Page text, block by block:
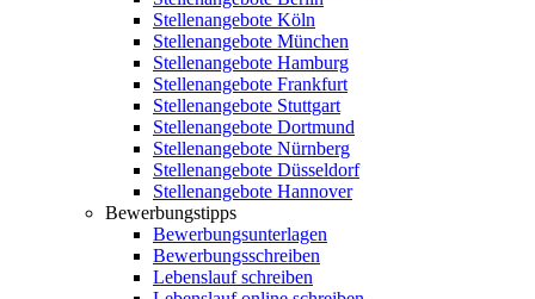
Stellenangebote Köln
Stellenangebote München
Stellenangebote Hamburg
Stellenangebote Frankfurt
Stellenangebote Stuttgart
Stellenangebote Dortmund
Stellenangebote Nürnberg
Stellenangebote Düsseldorf
Stellenangebote Hannover
Bewerbungstipps
Bewerbungsunterlagen
Bewerbungsschreiben
Lebenslauf schreiben